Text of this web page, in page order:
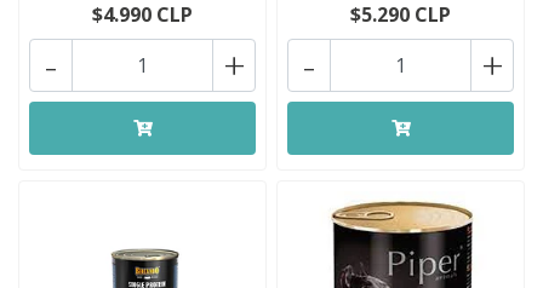
$4.990 CLP
+
-
$5.290 CLP
+
-